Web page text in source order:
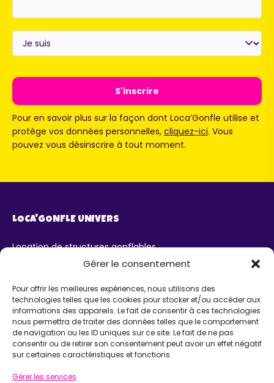
Gérer le consentement
Pour offrir les meilleures expériences, nous utilisons des
technologies telles que les cookies pour stocker et/ou accéder aux
informations des appareils. Le fait de consentir à ces technologies
nous permettra de traiter des données telles que le comportement
de navigation ou les ID uniques sur ce site. Le fait de ne pas
consentir ou de retirer son consentement peut avoir un effet négatif
sur certaines caractéristiques et fonctions.
Gérer les services
Je
suis*
Pour en savoir plus sur la façon dont Loca’Gonfle utilise et
protège vos données personnelles, cliquez-ici. Vous
pouvez vous désinscrire à tout moment.
LOCA'GONFLE UNIVERS
Location de structures gonflables
Parc Loca'Gonfle XXL Colmar
Karting ludo-éducatif
AIDE
Chatbot IA Maurice
Infos pratiques
INFORMATIONS